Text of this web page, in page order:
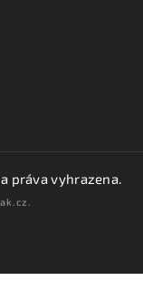
práva vyhrazena.